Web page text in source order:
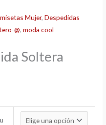
Mujer,Despedidas
@,moda cool
Soltera